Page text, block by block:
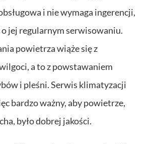
i nie wymaga ingerencji,
jej regularnym serwisowaniu.
powietrza wiąże się z
a to z powstawaniem
i pleśni. Serwis klimatyzacji
bardzo ważny, aby powietrze,
było dobrej jakości.